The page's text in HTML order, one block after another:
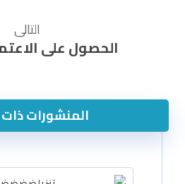
التالى
الحصول على
المنشورات